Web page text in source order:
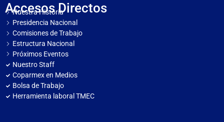
Accesos Directos
Nuestra Historia
Presidencia Nacional
Comisiones de Trabajo
Estructura Nacional
Próximos Eventos
Nuestro Staff
Coparmex en Medios
Bolsa de Trabajo
Herramienta laboral TMEC